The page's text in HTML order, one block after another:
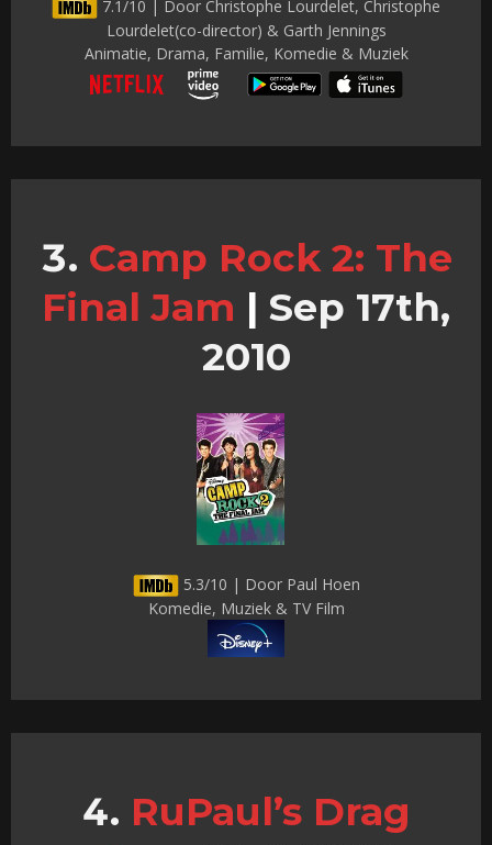
7.1/10 | Door Christophe Lourdelet, Christophe
Lourdelet(co-director) & Garth Jennings
Animatie, Drama, Familie, Komedie & Muziek
Camp Rock 2: The
Final Jam | Sep 17th,
2010
5.3/10 | Door Paul Hoen
Komedie, Muziek & TV Film
RuPaul’s Drag